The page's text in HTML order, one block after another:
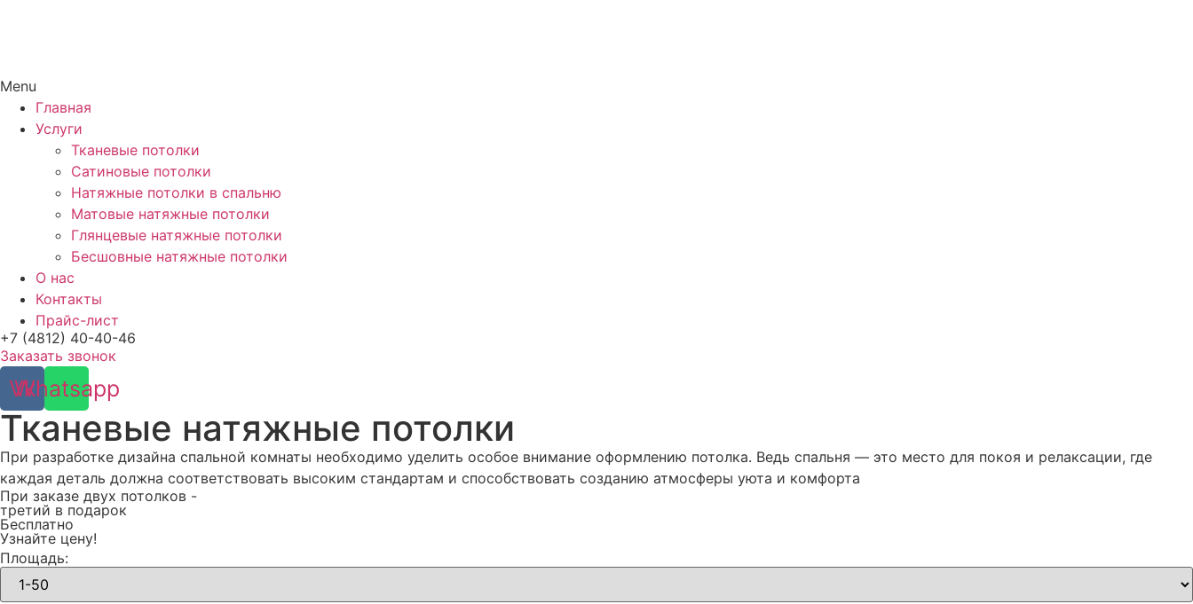
Menu
Главная
Услуги
Тканевые потолки
Сатиновые потолки
Натяжные потолки в спальню
Матовые натяжные потолки
Глянцевые натяжные потолки
Бесшовные натяжные потолки
О нас
Контакты
Прайс-лист
+7 (4812) 40-40-46
Заказать звонок
Vk
Whatsapp
Тканевые натяжные потолки
При разработке дизайна спальной комнаты необходимо уделить особое внимание оформлению потолка. Ведь спальня — это место для покоя и релаксации, где
каждая деталь должна соответствовать высоким стандартам и способствовать созданию атмосферы уюта и комфорта
При заказе двух потолков -
третий в подарок
Бесплатно
Узнайте цену!
Площадь: